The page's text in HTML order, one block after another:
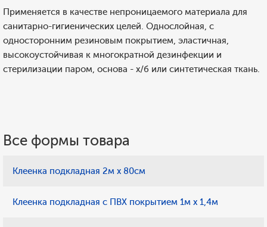
Применяется в качестве непроницаемого материала для
санитарно-гигиенических целей. Однослойная, с
односторонним резиновым покрытием, эластичная,
высокоустойчивая к многократной дезинфекции и
стерилизации паром, основа - х/б или синтетическая ткань.
Все формы товара
Клеенка подкладная 2м х 80см
Клеенка подкладная с ПВХ покрытием 1м х 1,4м